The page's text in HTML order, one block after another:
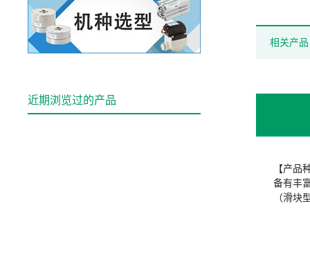
相关产品
【产品
备有丰
（滑块
近期浏览过的产品